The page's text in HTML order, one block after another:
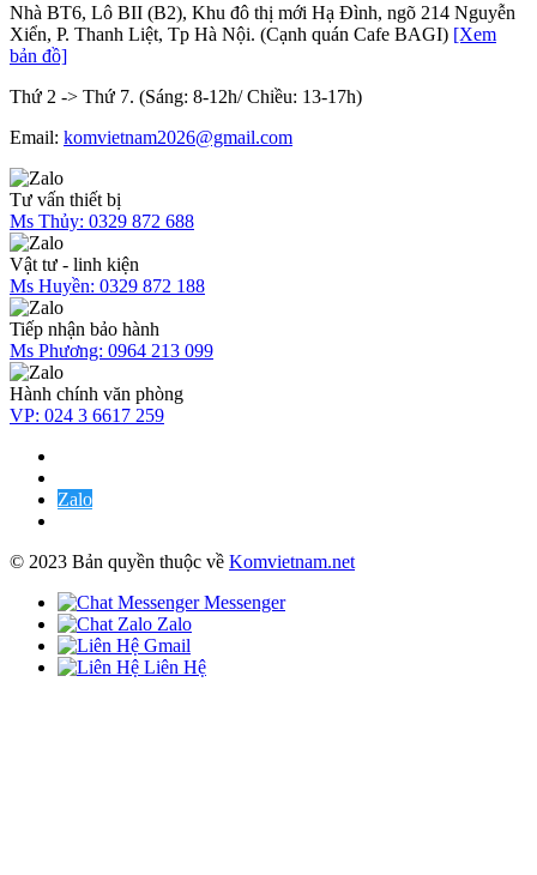
Nhà BT6, Lô BII (B2), Khu đô thị mới Hạ Đình, ngõ 214 Nguyễn
Xiển, P. Thanh Liệt, Tp Hà Nội. (Cạnh quán Cafe BAGI) [Xem
bản đồ]
Thứ 2 -> Thứ 7. (Sáng: 8-12h/ Chiều: 13-17h)
Email: komvietnam2026@gmail.com
Tư vấn thiết bị
Ms Thủy: 0329 872 688
Vật tư - linh kiện
Ms Huyền: 0329 872 188
Tiếp nhận bảo hành
Ms Phương: 0964 213 099
Hành chính văn phòng
VP: 024 3 6617 259
Zalo
© 2023 Bản quyền thuộc về Komvietnam.net
Messenger
Zalo
Gmail
Liên Hệ